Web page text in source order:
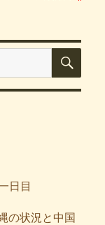
テ
検
日目
の状況と中国